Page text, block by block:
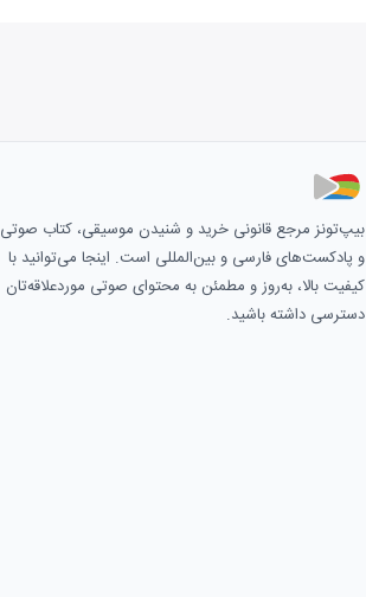
بیپ‌تونز مرجع قانونی خرید و شنیدن موسیقی، کتاب صوتی
و پادکست‌های فارسی و بین‌المللی است. اینجا می‌توانید با
کیفیت بالا، به‌روز و مطمئن به محتوای صوتی موردعلاقه‌تان
دسترسی داشته باشید.